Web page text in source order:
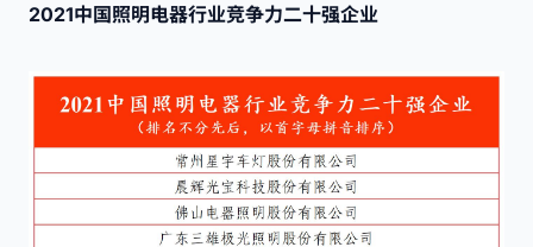
2021中国照明电器行业竞争力二十强企业